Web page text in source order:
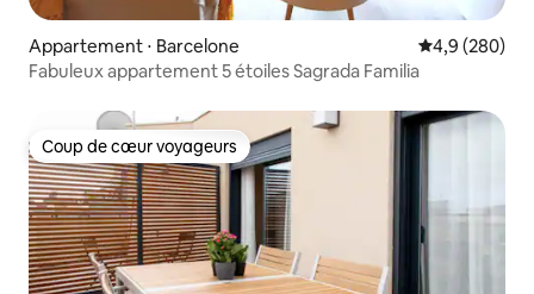
Appartement ⋅ Barcelone Évaluation
4,9 (280)
Fabuleux appartement 5 étoiles Sagrada Familia
Coup de cœur voyageurs
Coup de cœur voyageurs